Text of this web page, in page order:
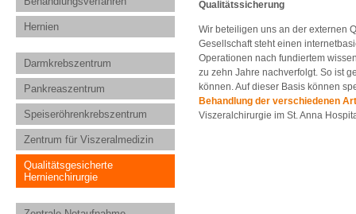
Hernien
Darmkrebszentrum
Pankreaszentrum
Speiseröhrenkrebszentrum
Zentrum für Viszeralmedizin
Qualitätsgesicherte
Hernienchirurgie
Qualitätssicherung
Wir beteiligen uns an der externen
Gesellschaft steht einen
Operationen nach fundiertem
zu zehn Jahre nachverfolgt. So ist
können. Auf dieser Basis können
Behandlung der verschiedenen
Viszeralchirurgie im St. Anna